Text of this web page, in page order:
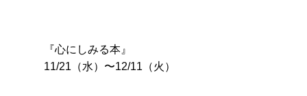
『心にしみる本』
11/21（水）〜12/11（火）